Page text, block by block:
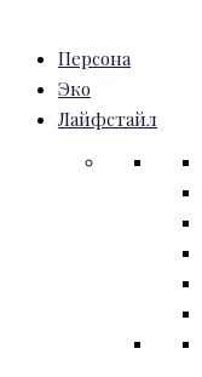
Персона
Эко
Лайфстайл